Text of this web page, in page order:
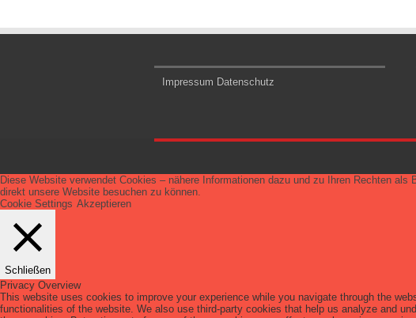
Impressum Datenschutz
Diese Website verwendet Cookies – nähere Informationen dazu und zu Ihren Rechten
direkt unsere Website besuchen zu können.
Cookie Settings Akzeptieren
Schließen
Privacy Overview
This website uses cookies to improve your experience while you navigate through the
functionalities of the website. We also use third-party cookies that help us analyze and